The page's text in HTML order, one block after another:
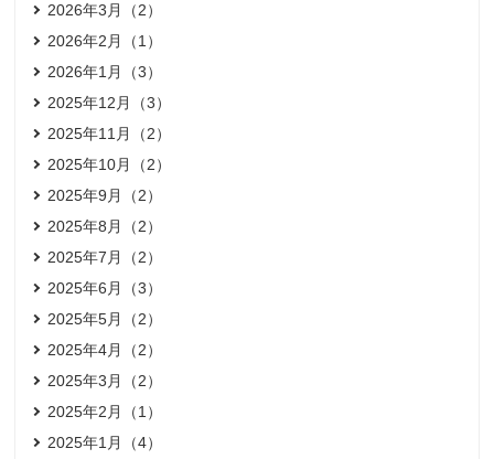
2026年3月（2）
2026年2月（1）
2026年1月（3）
2025年12月（3）
2025年11月（2）
2025年10月（2）
2025年9月（2）
2025年8月（2）
2025年7月（2）
2025年6月（3）
2025年5月（2）
2025年4月（2）
2025年3月（2）
2025年2月（1）
2025年1月（4）